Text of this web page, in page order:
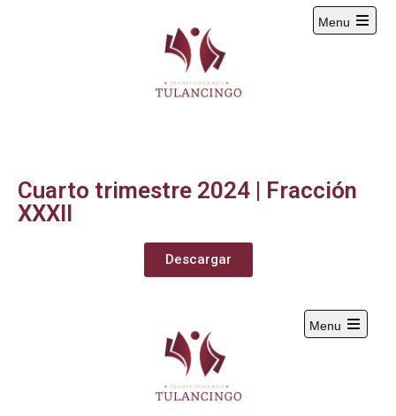
Menu
Cuarto trimestre 2024 | Fracción
XXXII
Descargar